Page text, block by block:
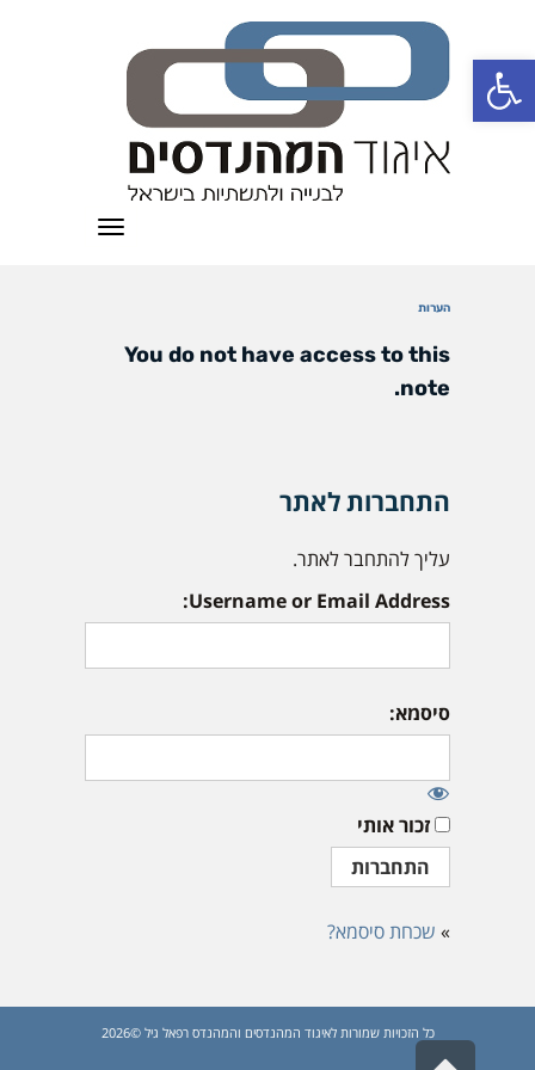
פתח סרגל נגישות
תפריט
הערות
You do not have access to this
note.
התחברות לאתר
עליך להתחבר לאתר.
Username or Email Address:
סיסמא:
זכור אותי
» שכחת סיסמא?
כל הזכויות שמורות לאיגוד המהנדסים והמהנדס רפאל גיל ©2026